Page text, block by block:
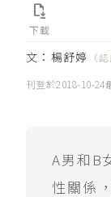
文： 楊舒婷
（
刊登於2018-10-24
A男和B
性關係
下載
